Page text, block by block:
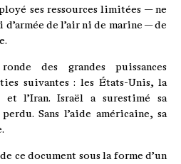
ses ressources limitées — ne
de l’air ni de marine — de
des grandes puissances
suivantes : les États-Unis, la
et l’Iran. Israël a surestimé sa
Sans l’aide américaine, sa
ce document sous la forme d’un